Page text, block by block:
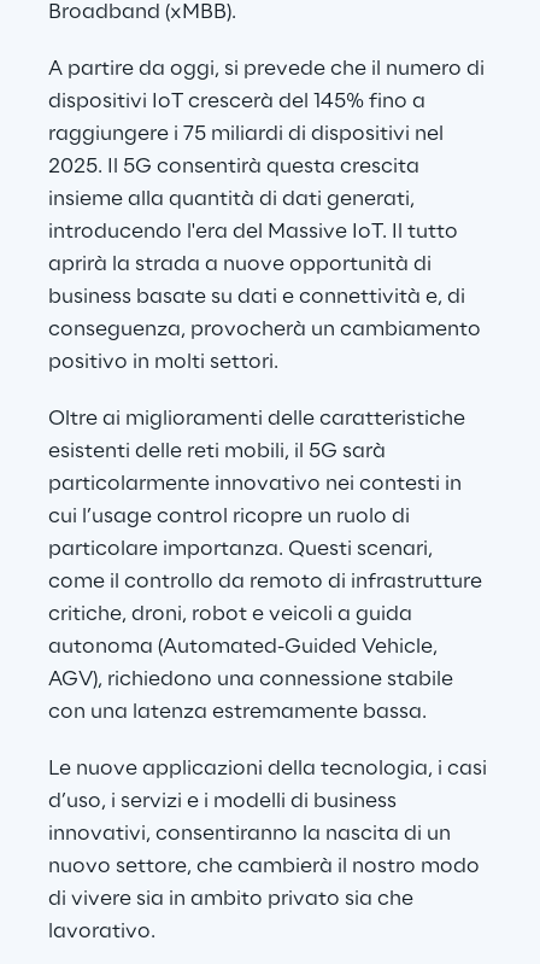
Broadband (xMBB).
A partire da oggi, si prevede che il numero di
dispositivi IoT crescerà del 145% fino a
raggiungere i 75 miliardi di dispositivi nel
2025. Il 5G consentirà questa crescita
insieme alla quantità di dati generati,
introducendo l'era del Massive IoT. Il tutto
aprirà la strada a nuove opportunità di
business basate su dati e connettività e, di
conseguenza, provocherà un cambiamento
positivo in molti settori.
Oltre ai miglioramenti delle caratteristiche
esistenti delle reti mobili, il 5G sarà
particolarmente innovativo nei contesti in
cui l’usage control ricopre un ruolo di
particolare importanza. Questi scenari,
come il controllo da remoto di infrastrutture
critiche, droni, robot e veicoli a guida
autonoma (Automated-Guided Vehicle,
AGV), richiedono una connessione stabile
con una latenza estremamente bassa.
Le nuove applicazioni della tecnologia, i casi
d’uso, i servizi e i modelli di business
innovativi, consentiranno la nascita di un
nuovo settore, che cambierà il nostro modo
di vivere sia in ambito privato sia che
lavorativo.